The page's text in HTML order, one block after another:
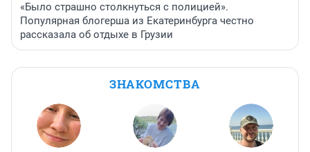
«Было страшно столкнуться с полицией».
Популярная блогерша из Екатеринбурга честно
рассказала об отдыхе в Грузии
ЗНАКОМСТВА